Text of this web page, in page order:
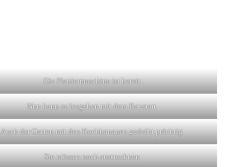
Die Planiermaschine ist bereit
Nun kann es losgehen mit dem Baustart
Auch der Garten mit den Kochbananen gedeiht prächtig
Sie müssen noch austrocknen